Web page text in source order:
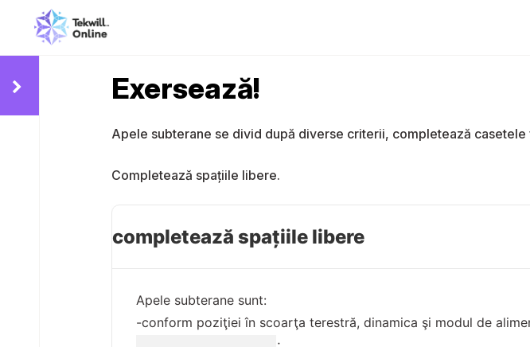
Exersează!
Apele subterane se divid după diverse criterii, completează
Completează spațiile libere.